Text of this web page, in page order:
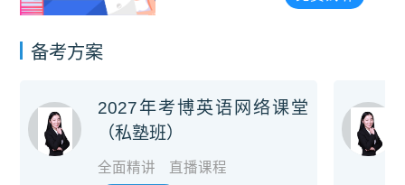
备考方案
2027年考博英语网络课堂
（私塾班）
全面精讲 直播课程